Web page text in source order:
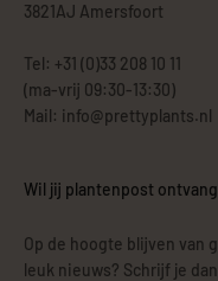
3821AJ Amersfoort
Tel: +31 (0)33 208 10 11
(ma-vrij 09:30-13:30)
Mail: info@prettyplants.nl
Wil jij plantenpost
Op de hoogte blijven van
leuk nieuws? Schrijf je